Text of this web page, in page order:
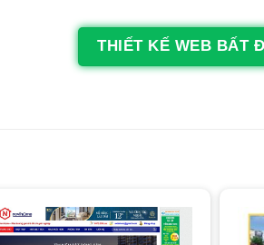
THIẾT KẾ WEB BẤT